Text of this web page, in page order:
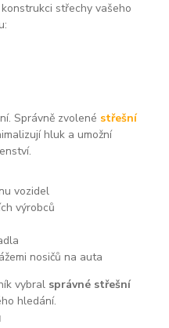
střechy vašeho
Správně zvolené střešní
hluk a umožní
vozidel
výrobců
nosičů na auta
vybral správné střešní
hledání.